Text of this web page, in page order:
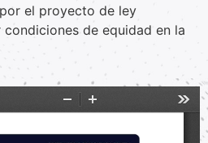
el proyecto de ley
de equidad en la